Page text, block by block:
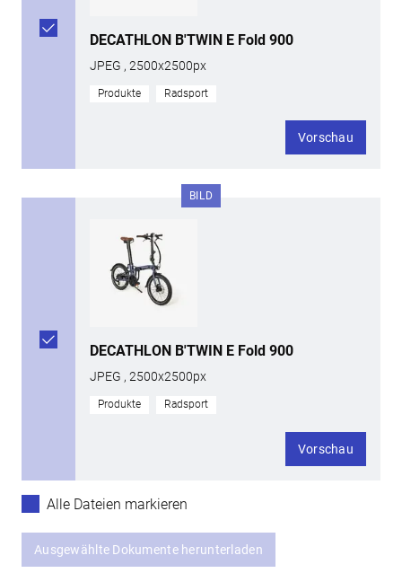
DECATHLON B'TWIN E Fold 900
JPEG , 2500x2500px
Produkte Radsport
Vorschau
BILD
DECATHLON B'TWIN E Fold 900
JPEG , 2500x2500px
Produkte Radsport
Vorschau
Alle Dateien markieren
Ausgewählte Dokumente herunterladen